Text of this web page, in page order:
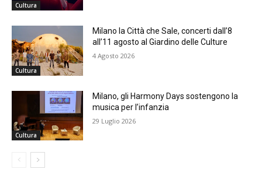
Cultura
Cultura
Milano la Città che Sale, concerti dall’8
all’11 agosto al Giardino delle Culture
4 Agosto 2026
Cultura
Milano, gli Harmony Days sostengono la
musica per l’infanzia
29 Luglio 2026